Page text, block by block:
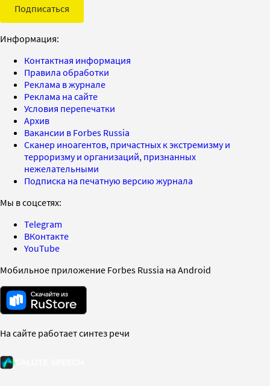
Подписаться
Информация:
Контактная информация
Правила обработки
Реклама в журнале
Реклама на сайте
Условия перепечатки
Архив
Вакансии в Forbes Russia
Сканер иноагентов, причастных к экстремизму и
терроризму и организаций, признанных
нежелательными
Подписка на печатную версию журнала
Мы в соцсетях:
Telegram
ВКонтакте
YouTube
Мобильное приложение Forbes Russia на Android
На сайте работает синтез речи